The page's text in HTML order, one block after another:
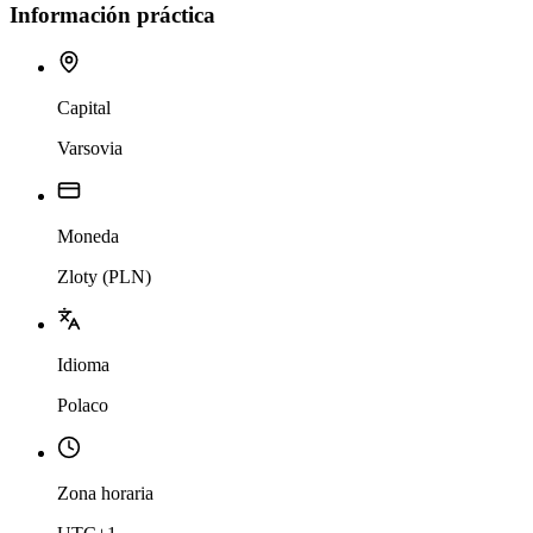
Información práctica
Capital
Varsovia
Moneda
Zloty (PLN)
Idioma
Polaco
Zona horaria